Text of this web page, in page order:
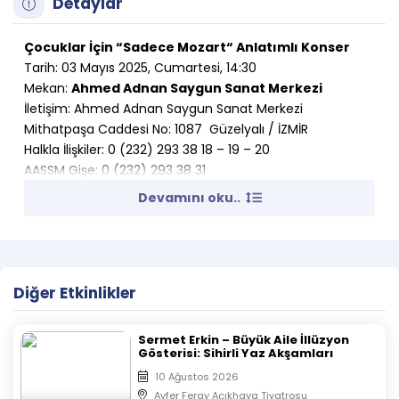
Çocuklar İçin “Sadece Mozart“ Anlatımlı Konser
Tarih: 03 Mayıs 2025, Cumartesi, 14:30
Mekan: Ahmed Adnan Saygun Sanat Merkezi
İletişim: Ahmed Adnan Saygun Sanat Merkezi
Mithatpaşa Caddesi No: 1087 Güzelyalı / İZMİR
Halkla İlişkiler: 0 (232) 293 38 18 – 19 – 20
AASSM Gişe: 0 (232) 293 38 31
İzDSO Gişe:0 (232) 463 06 80
Çocuklar İçin “Sadece Mozart” adlı konserin anlatımını ve
solistliğini İbrahim Yazıcı’nın üstlendiği konserde çocuklar
ünlü besteci W.A. Mozart’ın eserlerini hem dinleme hem
de hikayesini öğrenme fırsatı bulacak. Başarılı orkestra
şefi İbrahim Yazıcı konserde Piyanist ve Anlatıcı olarak
Devamını oku..
Diğer Etkinlikler
Sermet Erkin – Büyük Aile İllüzyon
Gösterisi: Sihirli Yaz Akşamları
10 Ağustos 2026
Ayfer Feray Açıkhava Tiyatrosu